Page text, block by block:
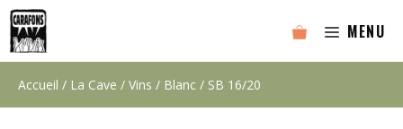
Aller
au
contenu
MENU
Accueil / La Cave / Vins / Blanc / SB 16/20